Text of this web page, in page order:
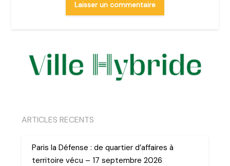
ARTICLES RECENTS
Paris la Défense : de quartier d’affaires à
territoire vécu – 17 septembre 2026